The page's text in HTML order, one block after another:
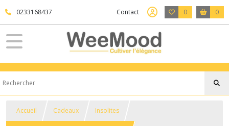
0233168437 Contact 0 0
Accueil Cadeaux Insolites